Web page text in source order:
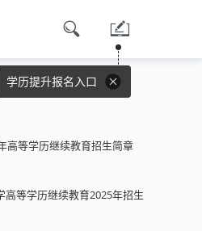
学历提升报名入口
高等学历继续教育招生简章
高等学历继续教育2025年招生